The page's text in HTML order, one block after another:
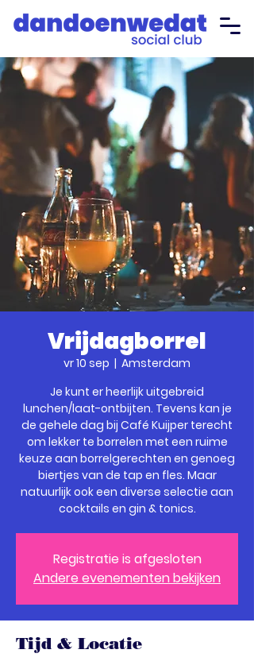
Vrijdagborrel
vr 10 sep
  |
Amsterdam
Je kunt er heerlijk uitgebreid
lunchen/laat-ontbijten. Tevens kan je
de gehele dag bij Café Kuijper terecht
om lekker te borrelen met een ruime
keuze aan borrelgerechten en genoeg
biertjes van de tap en fles. Maar
natuurlijk ook een diverse selectie aan
cocktails en gin & tonics.
Registratie is afgesloten
Andere evenementen bekijken
Tijd & Locatie